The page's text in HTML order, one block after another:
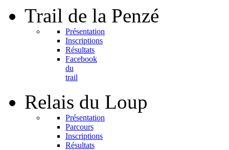
Trail de la Penzé
Présentation
Inscriptions
Résultats
Facebook
du
trail
Relais du Loup
Présentation
Parcours
Inscriptions
Résultats